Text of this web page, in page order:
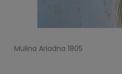
Mulina Ariadna 1805